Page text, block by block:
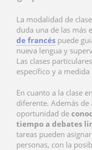
La modalidad de
duda una de las más
de francés puede
nueva lengua y
Las clases
específico y a
En cuanto a la clase
diferente. Además
oportunidad de
tiempo a debates
tareas pueden
personas, con la